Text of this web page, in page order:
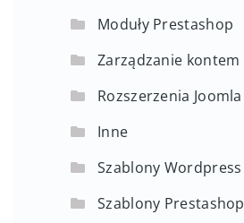
Moduły Prestashop
Zarządzanie kontem
Rozszerzenia Joomla
Inne
Szablony Wordpress
Szablony Prestashop